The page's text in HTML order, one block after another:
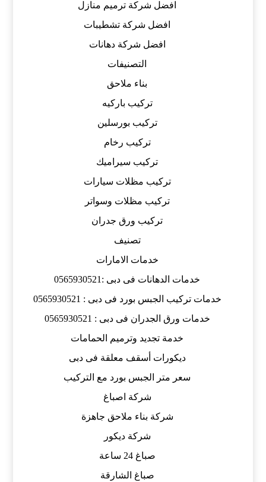
افضل شركة ترميم منازل
افضل شركة تشطيبات
افضل شركة دهانات
التصنيفات
بناء ملاحق
تركيب باركيه
تركيب بورسلين
تركيب رخام
تركيب سيراميك
تركيب مظلات سيارات
تركيب مظلات وسواتر
تركيب ورق جدران
تصنيف
خدمات الامارات
خدمات الدهانات فى دبى :0565930521
خدمات تركيب الجبس بورد فى دبى : 0565930521
خدمات ورق الجدران فى دبى : 0565930521
خدمة تجديد وترميم الحمامات
ديكورات أسقف معلقة فى دبى
سعر متر الجبس بورد مع التركيب
شركة اصباغ
شركة بناء ملاحق جاهزة
شركة ديكور
صباغ 24 ساعة
صباغ الشارقة